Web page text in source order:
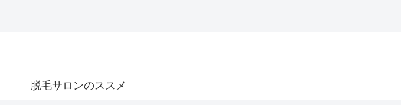
脱毛サロンのススメ